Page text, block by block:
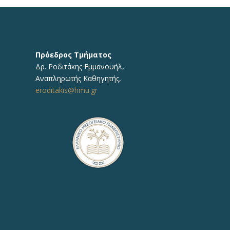
Πρόεδρος Τμήματος
Δρ. Ροδιτάκης Εμμανουήλ,
Αναπληρωτής Καθηγητής,
eroditakis@hmu.gr